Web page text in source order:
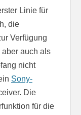
Linie für
die
Verfügung
auch als
nicht
Sony-
Die
für die